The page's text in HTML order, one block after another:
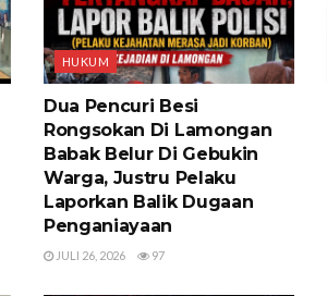
HUKUM
Dua Pencuri Besi
Rongsokan Di Lamongan
Babak Belur Di Gebukin
Warga, Justru Pelaku
Laporkan Balik Dugaan
Penganiayaan
JULI 26, 2026 97